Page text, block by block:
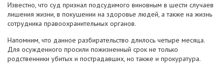
Известно, что суд признал подсудимого виновным в шести случаев
лишения жизни, в покушении на здоровье людей, а также на жизнь
сотрудника правоохранительных органов.
Напомним, что данное разбирательство длилось четыре месяца.
Для осужденного просили пожизненный срок не только
родственники убитых и пострадавших, но также и прокуратура.